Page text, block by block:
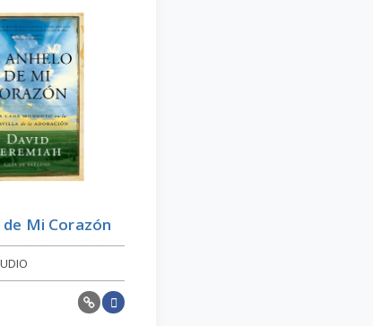
de Mi Corazón